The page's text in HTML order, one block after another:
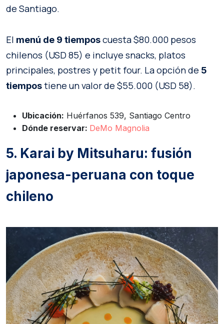
de Santiago.
El menú de 9 tiemposcuesta $80.000 pesos
chilenos (USD 85) e incluye snacks, platos
principales, postres y petit four. La opción de 5
tiempostiene un valor de $55.000 (USD 58).
Ubicación: Huérfanos 539, Santiago Centro
Dónde reservar: DeMo Magnolia
5. Karai by Mitsuharu: fusión
japonesa-peruana con toque
chileno